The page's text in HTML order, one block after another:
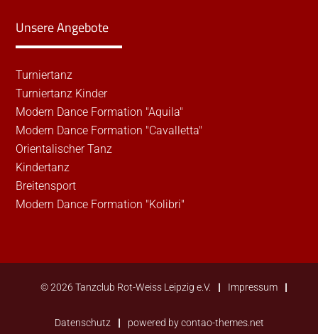
Unsere Angebote
Turniertanz
Turniertanz Kinder
Modern Dance Formation "Aquila"
Modern Dance Formation "Cavalletta"
Orientalischer Tanz
Kindertanz
Breitensport
Modern Dance Formation "Kolibri"
© 2026 Tanzclub Rot-Weiss Leipzig e.V. Impressum
Datenschutz powered bycontao-themes.net